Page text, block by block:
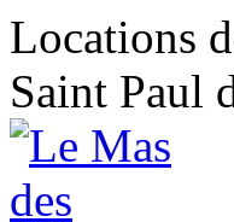
Locations
Saint Paul